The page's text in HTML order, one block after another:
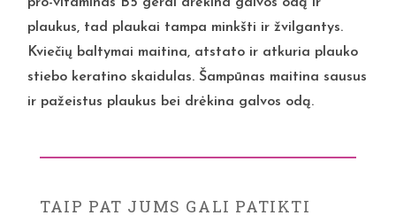
plaukus, tad plaukai tampa minkšti ir žvilgantys.
Kviečių baltymai maitina, atstato ir atkuria plauko
stiebo keratino skaidulas. Šampūnas maitina sausus
ir pažeistus plaukus bei drėkina galvos odą.
TAIP PAT JUMS GALI PATIKTI